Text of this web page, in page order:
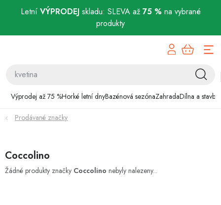
Letní VÝPRODEJskladu: SLEVA až 75 % na vybrané
produkty
Výprodej až 75 %Horké letní dnyBazénová sezónaZahradaDílna a stavba
Bazénová sezóna
Zahrada
Domácnost
Prodávané značky
Coccolino
Žádné produkty značky Coccolino nebyly nalezeny...